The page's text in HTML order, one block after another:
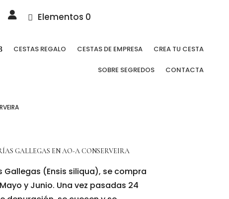
Elementos 0
CESTAS REGALO CESTAS DE EMPRESA CREA TU CESTA
SOBRE SEGREDOS CONTACTA
GALLEGAS EN AO-A CONSERVEIRA
Gallegas (Ensis siliqua), se compra
y Junio. Una vez pasadas 24